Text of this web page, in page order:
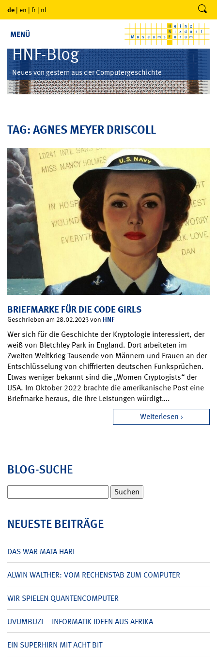
de | en | fr | nl
MENÜ
HNF-Blog
Neues von gestern aus der Computergeschichte
TAG: AGNES MEYER DRISCOLL
BRIEFMARKE FÜR DIE CODE GIRLS
Geschrieben am 28.02.2023 von HNF
Wer sich für die Geschichte der Kryptologie interessiert, der
weiß von Bletchley Park in England. Dort arbeiteten im
Zweiten Weltkrieg Tausende von Männern und Frauen an der
Entschlüsselung von chiffrierten deutschen Funksprüchen.
Etwas weniger bekannt sind die „Women Cryptogists“ der
USA. Im Oktober 2022 brachte die amerikanische Post eine
Briefmarke heraus, die ihre Leistungen würdigt….
Weiterlesen
BLOG-SUCHE
nach:
NEUESTE BEITRÄGE
DAS WAR MATA HARI
ALWIN WALTHER: VOM RECHENSTAB ZUM COMPUTER
WIR SPIELEN QUANTENCOMPUTER
UVUMBUZI – INFORMATIK-IDEEN AUS AFRIKA
EIN SUPERHIRN MIT ACHT BIT